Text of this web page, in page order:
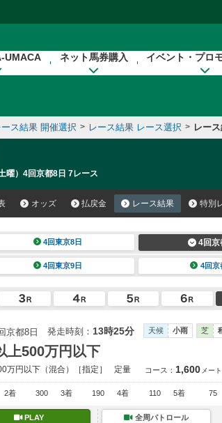
UMACA ネット馬券購入 イベント・プロ
ース結果 開催選択 > レース結果 レース選択 > レー
曜）4回京都8日 7レース
オッズ 払戻金 レース結果 特別
4回東京8日 4回京
4回東京9日 4回京
京都8日 発走時刻： 13時25分 天候 小雨 芝
上500万円以下
万円以下 （混合）［指定］ 定量 コース： 1,600 メー
2着 300 3着 190 4着 110 5着 75
PLAY 全周パトロール